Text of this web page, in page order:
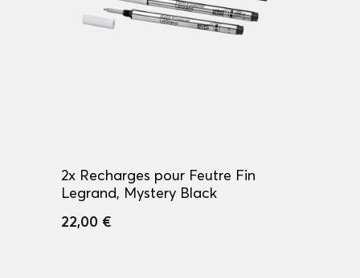
2x Recharges pour Feutre Fin
Legrand, Mystery Black
22,00 €